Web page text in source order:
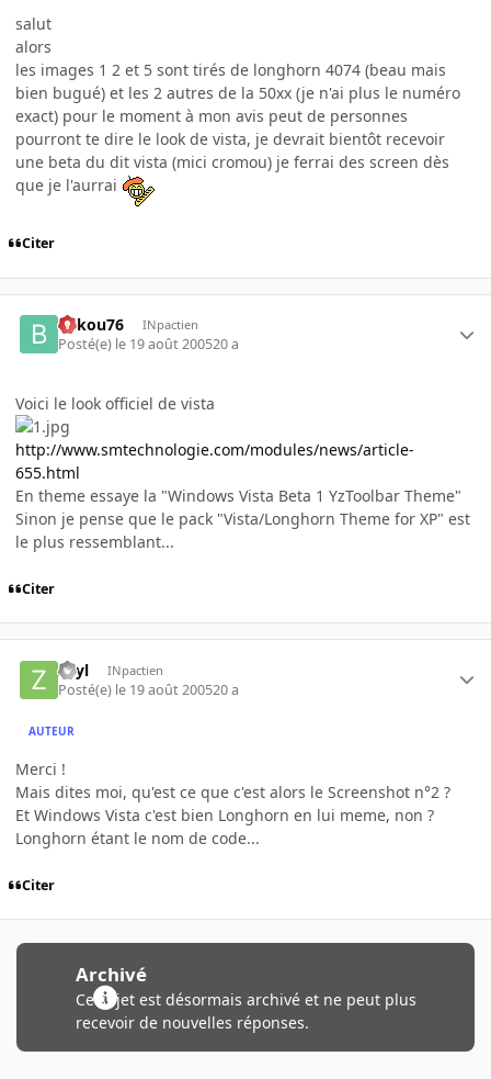
salut
alors
les images 1 2 et 5 sont tirés de longhorn 4074 (beau mais
bien bugué) et les 2 autres de la 50xx (je n'ai plus le numéro
exact) pour le moment à mon avis peut de personnes
pourront te dire le look de vista, je devrait bientôt recevoir
une beta du dit vista (mici cromou) je ferrai des screen dès
que je l'aurrai
Citer
bakou76 INpactien
Posté(e) le 19 août 200520 a
Voici le look officiel de vista
http://www.smtechnologie.com/modules/news/article-
655.html
En theme essaye la "Windows Vista Beta 1 YzToolbar Theme"
Sinon je pense que le pack "Vista/Longhorn Theme for XP" est
le plus ressemblant...
Citer
Zayl INpactien
Posté(e) le 19 août 200520 a
AUTEUR
Merci !
Mais dites moi, qu'est ce que c'est alors le Screenshot n°2 ?
Et Windows Vista c'est bien Longhorn en lui meme, non ?
Longhorn étant le nom de code...
Citer
Archivé
Ce sujet est désormais archivé et ne peut plus
recevoir de nouvelles réponses.